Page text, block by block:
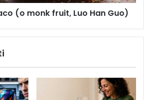
(o monk fruit, Luo Han Guo)